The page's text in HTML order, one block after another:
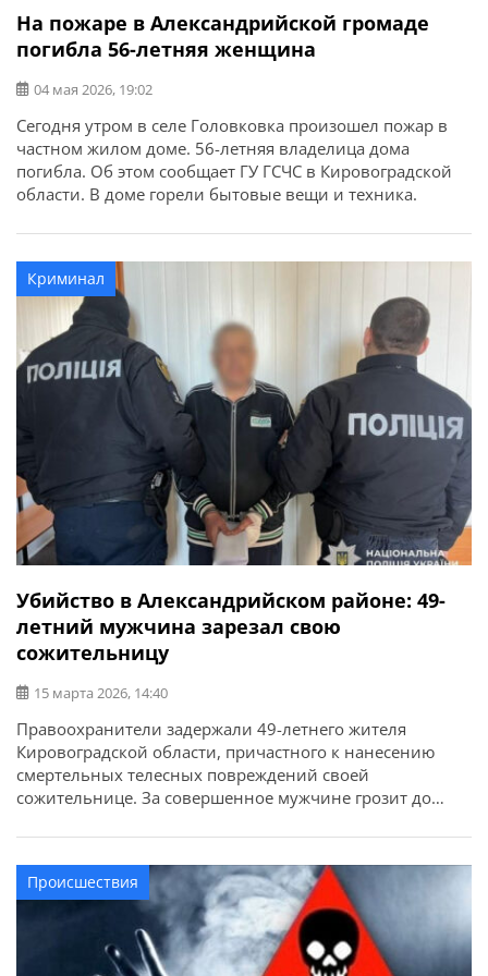
На пожаре в Александрийской громаде
погибла 56-летняя женщина
04 мая 2026, 19:02
Сегодня утром в селе Головковка произошел пожар в
частном жилом доме. 56-летняя владелица дома
погибла. Об этом сообщает ГУ ГСЧС в Кировоградской
области. В доме горели бытовые вещи и техника.
Криминал
Убийство в Александрийском районе: 49-
летний мужчина зарезал свою
сожительницу
15 марта 2026, 14:40
Правоохранители задержали 49-летнего жителя
Кировоградской области, причастного к нанесению
смертельных телесных повреждений своей
сожительнице. За совершенное мужчине грозит до
Кировоградской области. Предварительно
установлено, что в одном из населенных пунктов
Александрийского района между мужчиной и
женщиной возник конфликт. В ходе спора
злоумышленник нанес потерпевшей удары ножом в […]
Происшествия